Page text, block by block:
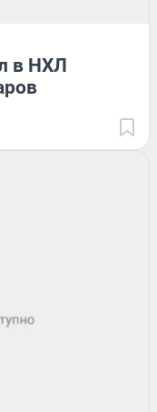
в НХЛ